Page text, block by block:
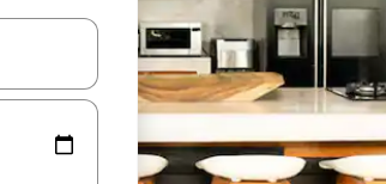
explore-os usando as seta para cima e